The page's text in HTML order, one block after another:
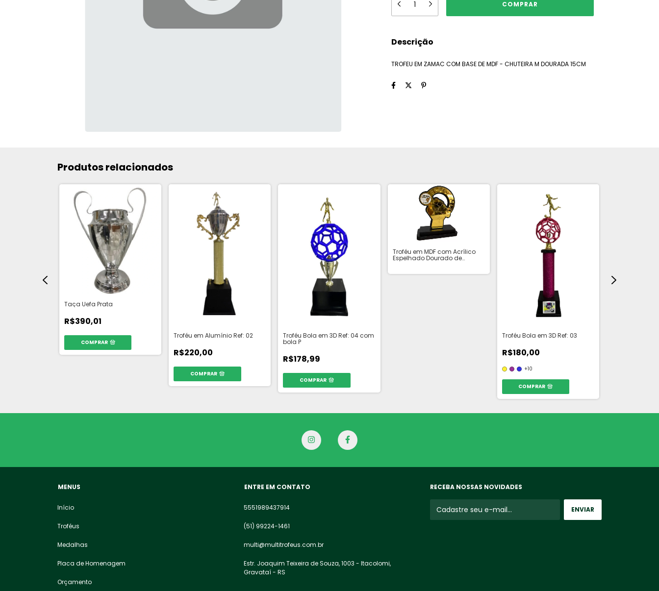
Descrição
TROFEU EM ZAMAC COM BASE DE MDF - CHUTEIRA M DOURADA 15CM
Produtos relacionados
Taça Uefa Prata
R$390,01
COMPRAR
Troféu em Alumínio Ref: 02
R$220,00
COMPRAR
Troféu Bola em 3D Ref: 04 com
bola P
R$178,99
COMPRAR
Troféu em MDF com Acrílico
Espelhado Dourado de
Troféu Bola em 3D Ref: 03
R$180,00
+10
COMPRAR
MENUS
Início
Troféus
Medalhas
Placa de Homenagem
Orçamento
ENTRE EM CONTATO
5551989437914
(51) 99224-1461
multi@multitrofeus.com.br
Estr. Joaquim Teixeira de Souza, 1003 - Itacolomi,
Gravataí - RS
RECEBA NOSSAS NOVIDADES